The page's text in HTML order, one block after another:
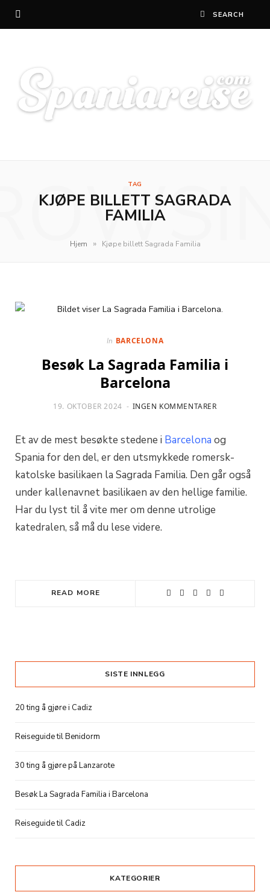
TAG
KJØPE BILLETT SAGRADA
FAMILIA
Hjem » Kjøpe billett Sagrada Familia
In BARCELONA
Besøk La Sagrada Familia i
Barcelona
19. OKTOBER 2024 INGEN KOMMENTARER
Et av de mest besøkte stedene i Barcelona og
Spania for den del, er den utsmykkede romersk-
katolske basilikaen la Sagrada Familia. Den går også
under kallenavnet basilikaen av den hellige familie.
Har du lyst til å vite mer om denne utrolige
katedralen, så må du lese videre.
READ MORE
SISTE INNLEGG
20 ting å gjøre i Cadiz
Reiseguide til Benidorm
30 ting å gjøre på Lanzarote
Besøk La Sagrada Familia i Barcelona
Reiseguide til Cadiz
KATEGORIER